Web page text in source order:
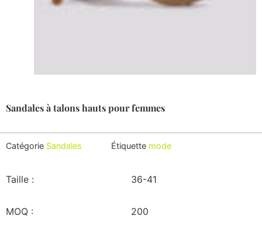
Sandales à talons hauts pour femmes
Catégorie Sandales Étiquette mode
Taille : 36-41
MOQ : 200